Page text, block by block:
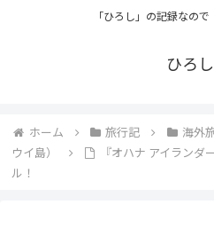
「ひろし」の記録なので
ひろ
ホーム 旅行記 海外
ウイ島）
『オハナ アイラン
ル！